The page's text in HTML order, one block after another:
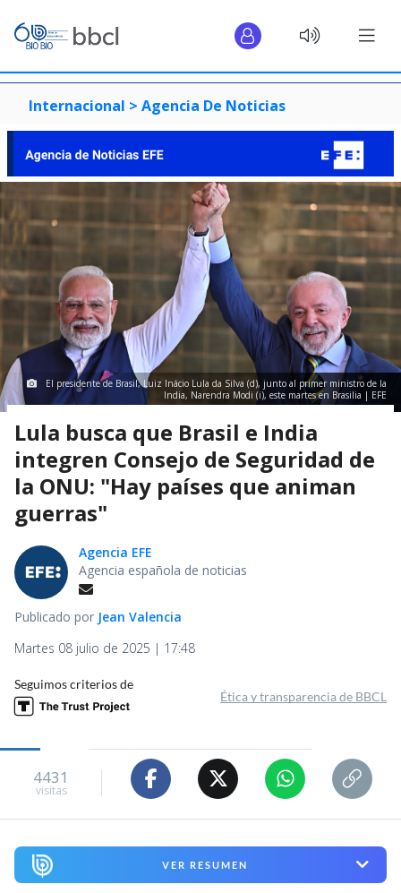
Internacional > Agencia De Noticias
El presidente de Brasil, Luiz Inácio Lula da Silva (d), junto al primer ministro de la
India, Narendra Modi (i), este martes en Brasilia | EFE
Lula busca que Brasil e India
integren Consejo de Seguridad de
la ONU: "Hay países que animan
guerras"
Agencia EFE
Agencia española de noticias
Publicado por Jean Valencia
Martes 08 julio de 2025 | 17:48
Seguimos criterios de
Ética y transparencia de BBCL
4431
visitas
VER RESUMEN